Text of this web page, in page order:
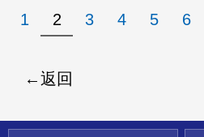
1 2 3 4 5 6
返回